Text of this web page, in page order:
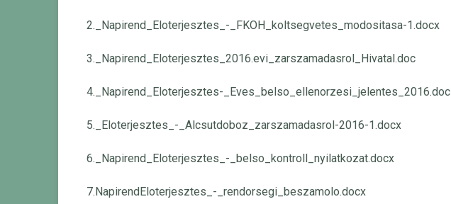
2._Napirend_Eloterjesztes_-_FKOH_koltsegvetes_modositasa-1.docx
3._Napirend_Eloterjesztes_2016.evi_zarszamadasrol_Hivatal.doc
4._Napirend_Eloterjesztes-_Eves_belso_ellenorzesi_jelentes_2016.doc
5._Eloterjesztes_-_Alcsutdoboz_zarszamadasrol-2016-1.docx
6._Napirend_Eloterjesztes_-_belso_kontroll_nyilatkozat.docx
7.NapirendEloterjesztes_-_rendorsegi_beszamolo.docx